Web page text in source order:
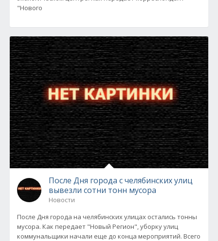
"Нового
После Дня города с челябинских улиц
вывезли сотни тонн мусора
Новости
После Дня города на челябинских улицах остались тонны
мусора. Как передает "Новый Регион", уборку улиц
коммунальщики начали еще до конца мероприятий. Всего